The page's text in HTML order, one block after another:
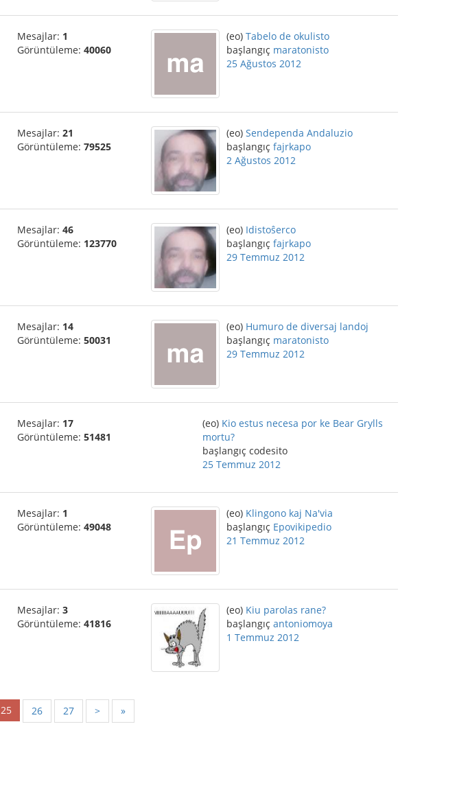
Mesajlar: 1
Görüntüleme: 40060
(eo) Tabelo de okulisto
başlangıç maratonisto
25 Ağustos 2012
Mesajlar: 21
Görüntüleme: 79525
(eo) Sendependa Andaluzio
başlangıç fajrkapo
2 Ağustos 2012
Mesajlar: 46
Görüntüleme: 123770
(eo) Idistoŝerco
başlangıç fajrkapo
29 Temmuz 2012
Mesajlar: 14
Görüntüleme: 50031
(eo) Humuro de diversaj landoj
başlangıç maratonisto
29 Temmuz 2012
Mesajlar: 17
Görüntüleme: 51481
(eo) Kio estus necesa por ke Bear Grylls
mortu?
başlangıç codesito
25 Temmuz 2012
Mesajlar: 1
Görüntüleme: 49048
(eo) Klingono kaj Na'via
başlangıç Epovikipedio
21 Temmuz 2012
Mesajlar: 3
Görüntüleme: 41816
(eo) Kiu parolas rane?
başlangıç antoniomoya
1 Temmuz 2012
25 26 27 > »